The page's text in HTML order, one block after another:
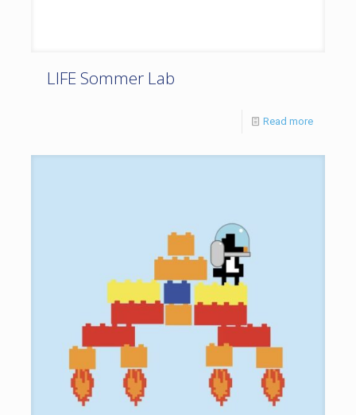
LIFE Sommer Lab
Read more